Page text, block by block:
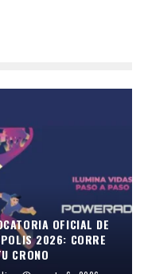
OFICIAL DE
2026: CORRE
CRONO